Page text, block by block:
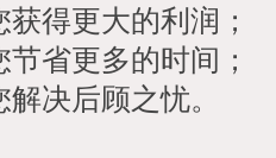
得更大的利润；
省更多的时间；
决后顾之忧。